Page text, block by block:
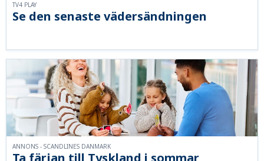
Se den senaste vädersändningen
TV4 PLAY
ANNONS - SCANDLINES DANMARK